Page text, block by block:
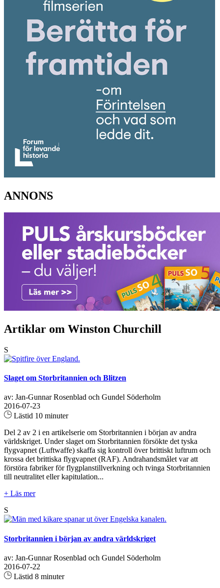
ANNONS
Artiklar om Winston Churchill
S
Slaget om Storbritannien och Blitzen
av: Jan-Gunnar Rosenblad och Gundel Söderholm
2016-07-23
Lästid 10 minuter
Del 2 av 2 i en artikelserie om Storbritannien i början av andra
världskriget. Under slaget om Storbritannien försökte det tyska
flygvapnet (Luftwaffe) skaffa sig kontroll över brittiskt luftrum och
krossa det brittiska flygvapnet (RAF). Andrahandsmålet var att
förstöra fabriker för flygplanstillverkning och tvinga Storbritannien
till neutralitet eller kapitulation...
+ Läs mer
S
Storbritannien i början av andra världskriget
av: Jan-Gunnar Rosenblad och Gundel Söderholm
2016-07-22
Lästid 8 minuter